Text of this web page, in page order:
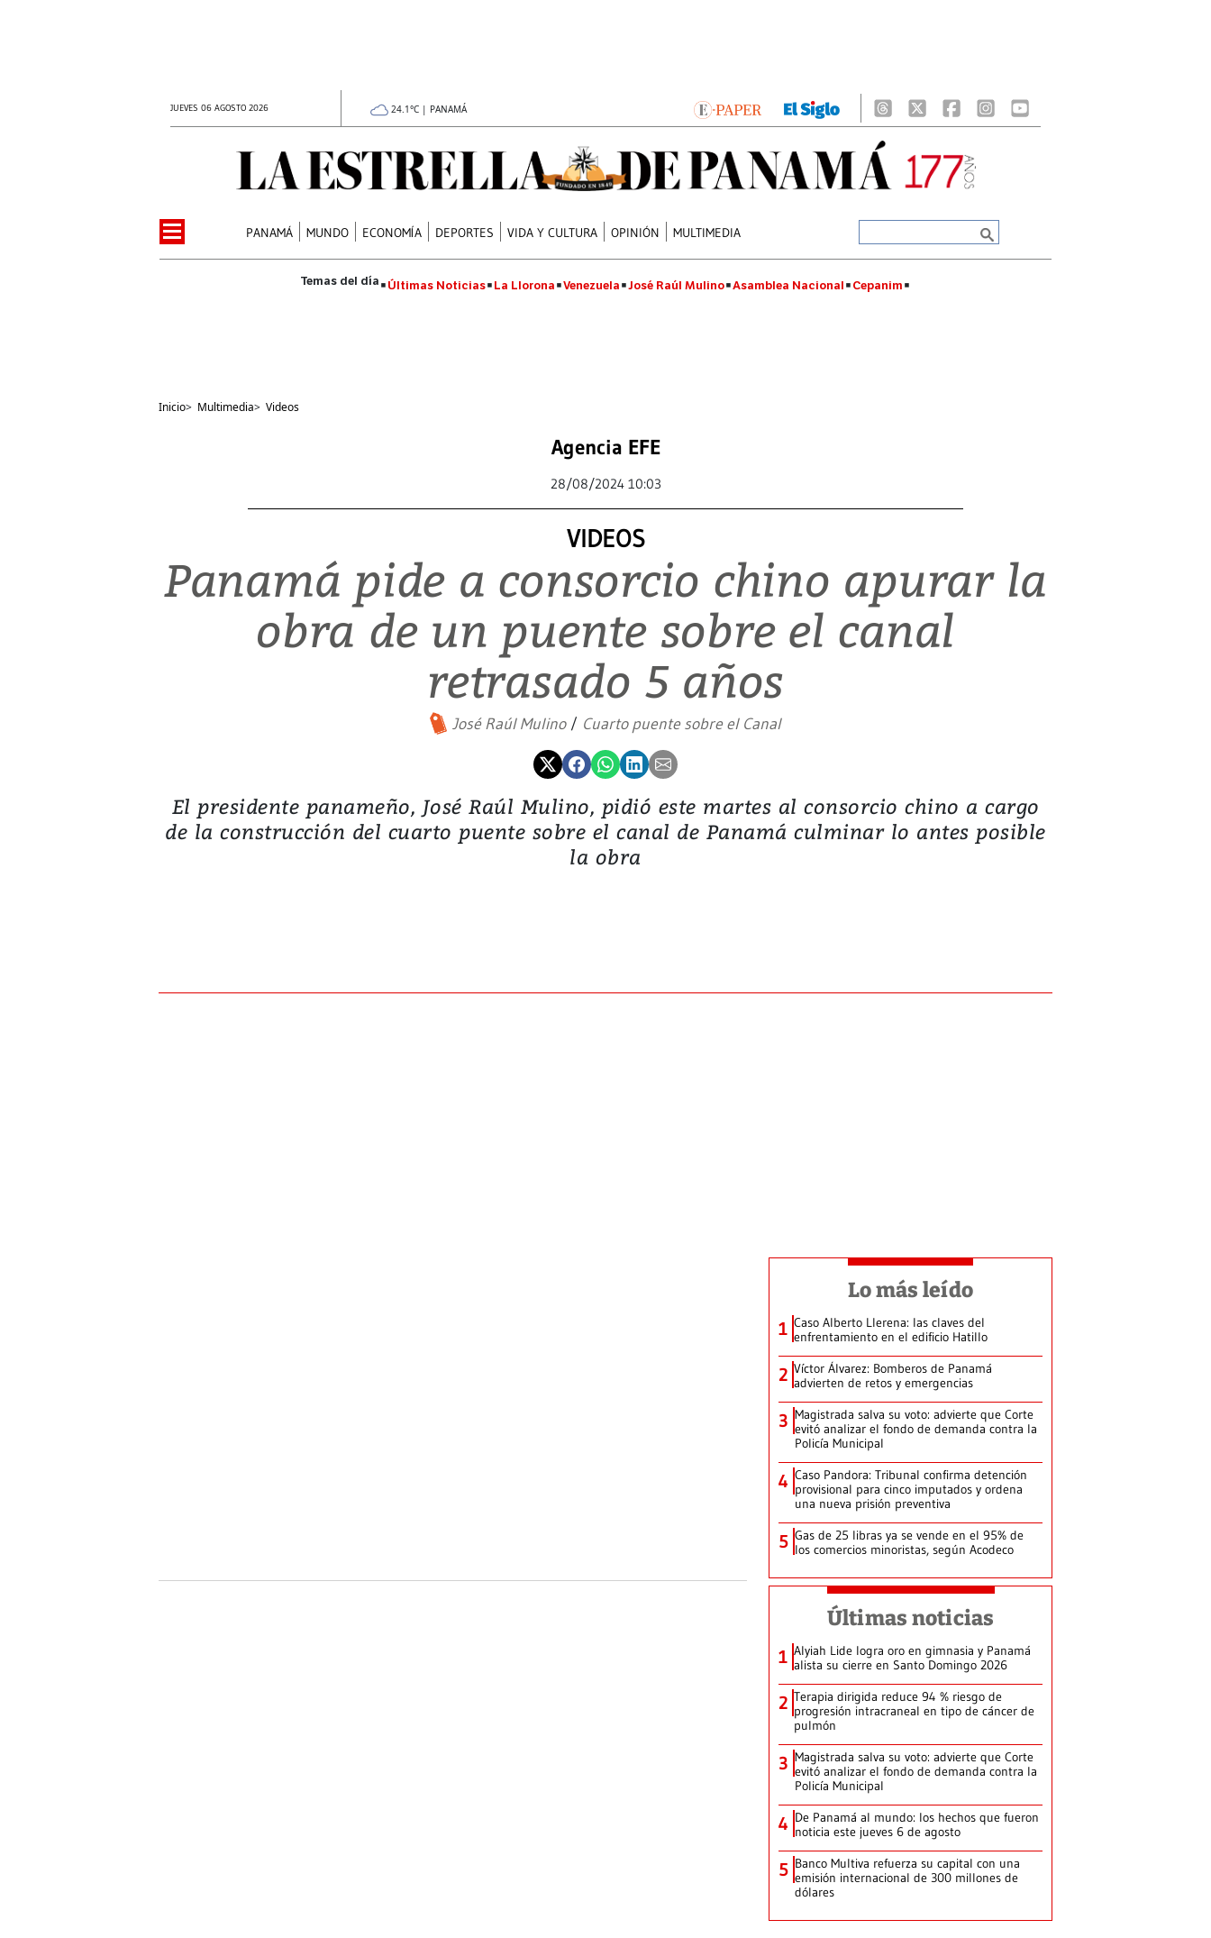
JUEVES 06 AGOSTO 2026 24.1°C | PANAMÁ
PANAMÁ MUNDO ECONOMÍA DEPORTES VIDA Y CULTURA OPINIÓN MULTIMEDIA
Últimas Noticias La Llorona Venezuela José Raúl Mulino Asamblea Nacional Cepanim
Inicio> Multimedia> Videos
Agencia EFE
28/08/2024 10:03
VIDEOS
Panamá pide a consorcio chino apurar la
obra de un puente sobre el canal
retrasado 5 años
José Raúl Mulino Cuarto puente sobre el Canal
El presidente panameño, José Raúl Mulino, pidió este martes al consorcio chino a cargo
de la construcción del cuarto puente sobre el canal de Panamá culminar lo antes posible
la obra
Lo más leído
1 Caso Alberto Llerena: las claves del
enfrentamiento en el edificio Hatillo
2 Víctor Álvarez: Bomberos de Panamá
advierten de retos y emergencias
3 Magistrada salva su voto: advierte que Corte
evitó analizar el fondo de demanda contra la
Policía Municipal
4 Caso Pandora: Tribunal confirma detención
provisional para cinco imputados y ordena
una nueva prisión preventiva
5 Gas de 25 libras ya se vende en el 95% de
los comercios minoristas, según Acodeco
Últimas noticias
1 Alyiah Lide logra oro en gimnasia y Panamá
alista su cierre en Santo Domingo 2026
2 Terapia dirigida reduce 94 % riesgo de
progresión intracraneal en tipo de cáncer de
pulmón
3 Magistrada salva su voto: advierte que Corte
evitó analizar el fondo de demanda contra la
Policía Municipal
4 De Panamá al mundo: los hechos que fueron
noticia este jueves 6 de agosto
5 Banco Multiva refuerza su capital con una
emisión internacional de 300 millones de
dólares